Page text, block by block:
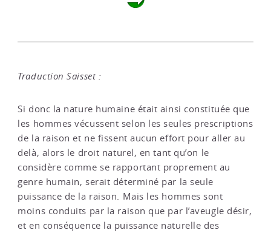
Traduction Saisset :
Si donc la nature humaine était ainsi constituée que
les hommes vécussent selon les seules prescriptions
de la raison et ne fissent aucun effort pour aller au
delà, alors le droit naturel, en tant qu’on le
considère comme se rapportant proprement au
genre humain, serait déterminé par la seule
puissance de la raison. Mais les hommes sont
moins conduits par la raison que par l’aveugle désir,
et en conséquence la puissance naturelle des